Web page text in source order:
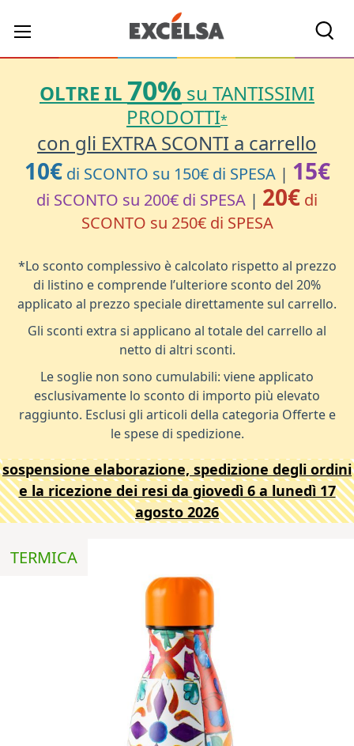
OLTRE IL 70% su TANTISSIMI
PRODOTTI*
con gli EXTRA SCONTI a carrello
10€ di SCONTO su 150€ di SPESA| 15€
di SCONTO su 200€ di SPESA | 20€ di
SCONTO su 250€ di SPESA
*Lo sconto complessivo è calcolato rispetto al prezzo
di listino e comprende l’ulteriore sconto del 20%
applicato al prezzo speciale direttamente sul carrello.
Gli sconti extra si applicano al totale del carrello al
netto di altri sconti.
Le soglie non sono cumulabili: viene applicato
esclusivamente lo sconto di importo più elevato
raggiunto. Esclusi gli articoli della categoria Offerte e
le spese di spedizione.
sospensione elaborazione, spedizione degli ordini
e la ricezione dei resi da giovedì 6 a lunedì 17
agosto 2026
TERMICA